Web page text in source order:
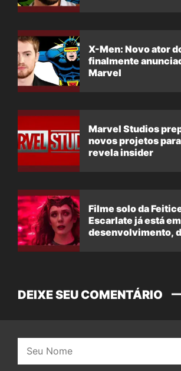
X-Men: Novo ator
finalmente
Marvel
Marvel Studios
novos projetos
revela insider
Filme solo da
Escarlate já está em
desenvolvimento,
DEIXE SEU COMENTÁRIO